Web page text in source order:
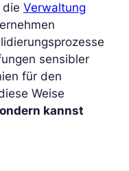
die Verwaltung
sensibler
für den
Weise
kannst